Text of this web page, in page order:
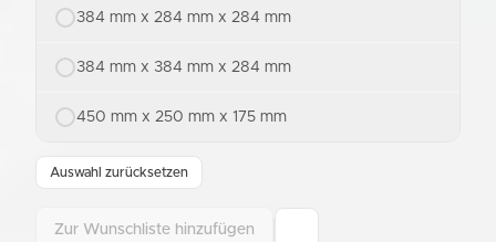
384 mm x 284 mm x 284 mm
384 mm x 384 mm x 284 mm
450 mm x 250 mm x 175 mm
Auswahl zurücksetzen
Zur Wunschliste hinzufügen